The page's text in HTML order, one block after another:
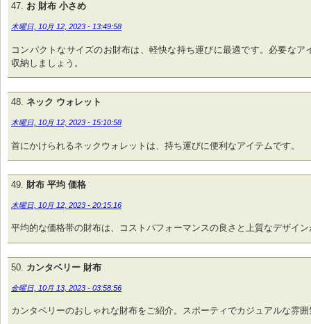
お 財布 小さめ
木曜日, 10月 12, 2023 - 13:49:58
コンパクトなサイズのお財布は、軽快な持ち運びに最適です。必要なア
収納しましょう。
ネック ウォレット
木曜日, 10月 12, 2023 - 15:10:58
首にかけられるネックウォレットは、持ち運びに便利なアイテムです。
財布 平均 価格
木曜日, 10月 12, 2023 - 20:15:16
平均的な価格帯の財布は、コストパフォーマンスの良さと上質なデザイ
カンタベリー 財布
金曜日, 10月 13, 2023 - 03:58:56
カンタベリーのおしゃれな財布をご紹介。スポーティでカジュアルな雰